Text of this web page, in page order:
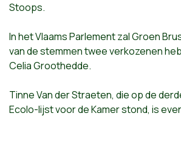
Stoops.
In het Vlaams Parlement zal Groen
van de stemmen twee verkozenen
Celia Groothedde.
Tinne Van der Straeten, die op de
Ecolo-lijst voor de Kamer stond, is